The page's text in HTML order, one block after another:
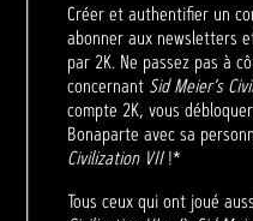
Créer et authentifier un
abonner aux newsletters
par 2K. Ne passez pas à
concernant Sid Meier’s
compte 2K, vous
Bonaparte avec sa
Civilization VII!*
Tous ceux qui ont joué